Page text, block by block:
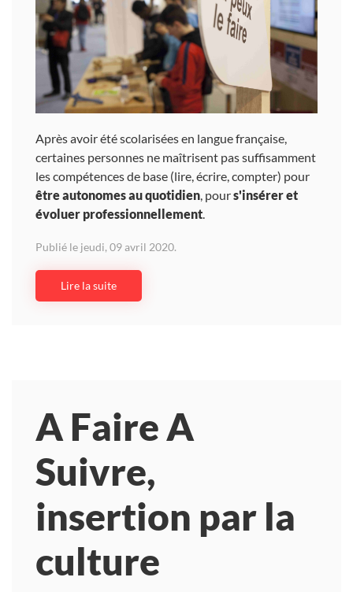
Après avoir été scolarisées en langue française,
certaines personnes ne maîtrisent pas suffisamment
les compétences de base (lire, écrire, compter) pour
être autonomes au quotidien , pours'insérer et
évoluer professionnellement
Publié le jeudi, 09 avril 2020.
Lire la suite
A Faire A
Suivre,
insertion par la
culture